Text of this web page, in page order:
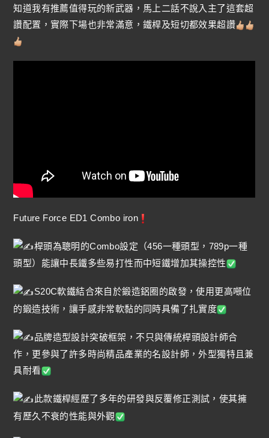
知道我有推薦值得玩的新武器，馬上二話不說入主了這套超
讚配置，實際下場也非常滿意，鐵桿及短切都效果超讚
Future Force ED1 Combo iron
桿頭為聰明的Combo設定（456一種頭型，789p一種
頭型）能讓中長鐵多些易打性而中短鐵增加其操控性
S20C軟鐵結合來自於鍛造鋁圈的啟發，使用更高噸位
的鍛造技術，讓手感非常軟黏的同時具備了扎實度
品牌造型設計突破框架，不只與傳統桿頭設計師合
作，更參與了許多時尚精品產業的名設計師，外型獨特且兼
具耐看
此款鐵桿經歷了多年的研發與反覆修正測試，使其擁
有歷久不衰的性能與外觀